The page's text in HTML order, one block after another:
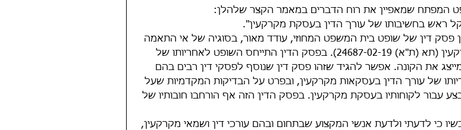
המפתח שמאפיין את רוח הדברים במאמר הקצר שלהלן:
ראש בחשיבותו של עורך הדין בעסקת מקרקעין".
פסק דין של שופט בית המשפט המחוזי, עודד מאור, בסוגיה של אי התאמה
בעסקת מקרקעין (תא (ת"א) 24687-02-19). בפסק הדין התייחס השופט לאחריותו של
את הקונה. אפשר להגיד שזהו פסק דין שנוסף לפסקי דין רבים בהם
של עורך הדין בעסקאות מקרקעין, ובפרט על הבדיקות המקדמיות שעל
עבור לקוחותיו בעסקת מקרקעין. בפסק הדין הזה אף הורחבו חובותיו של
כי לדעתי ולדעת אנשי המקצוע שבתחום ובהם עורכי דין ושמאי מקרקעין,
שרת-
תל
הסבר על עיקרי
חוק שכירות הוגנת
עשרת הדברות
שיקבעו את מחיר
הדירה שלכם